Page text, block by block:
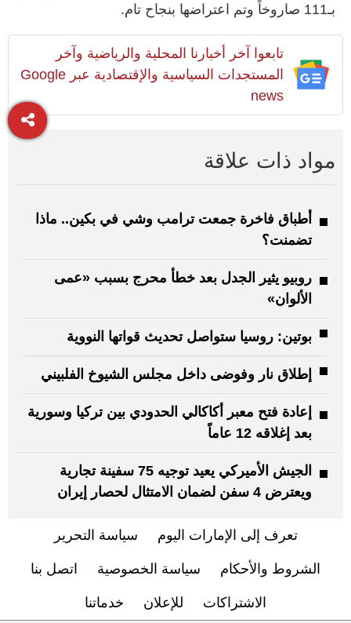
بـ111 صاروخاً وتم اعتراضها بنجاح تام.
تابعوا آخر أخبارنا المحلية والرياضية وآخر
المستجدات السياسية والإقتصادية عبر Google
news
مواد ذات علاقة
أطباق فاخرة جمعت ترامب وشي في بكين.. ماذا
تضمنت؟
روبيو يثير الجدل بعد خطأ محرج بسبب «عمى
الألوان»
بوتين: روسيا ستواصل تحديث قواتها النووية
إطلاق نار وفوضى داخل مجلس الشيوخ الفلبيني
إعادة فتح معبر أكاكالي الحدودي بين تركيا وسورية
بعد إغلاقه 12 عاماً
الجيش الأميركي يعيد توجيه 75 سفينة تجارية
ويعترض 4 سفن لضمان الامتثال لحصار إيران
تعرف إلى الإمارات اليوم سياسة التحرير
الشروط والأحكام سياسة الخصوصية اتصل بنا
الاشتراكات للإعلان خدماتنا